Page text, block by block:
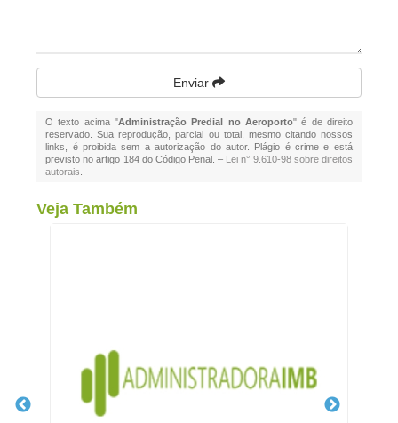
Enviar
O texto acima "Administração Predial no Aeroporto" é de direito
reservado. Sua reprodução, parcial ou total, mesmo citando nossos
links, é proibida sem a autorização do autor. Plágio é crime e está
previsto no artigo 184 do Código Penal. – Lei n° 9.610-98 sobre direitos
autorais
Veja Também